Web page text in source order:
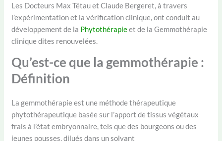
Les Docteurs Max Tétau et Claude Bergeret, à travers
l’expérimentation et la vérification clinique, ont conduit au
développement de la Phytothérapieet de la Gemmothérapie
clinique dites renouvelées.
Qu’est-ce que la gemmothérapie :
Définition
La gemmothérapie est une méthode thérapeutique
phytothérapeutique basée sur l’apport de tissus végétaux
frais à l’état embryonnaire, tels que des bourgeons ou des
jeunes pousses, dilués dans un solvant